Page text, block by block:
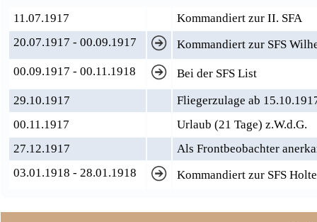
11.07.1917
Kommandiert zur II. SFA
20.07.1917 - 00.09.1917
Kommandiert zur SFS
00.09.1917 - 00.11.1918
Bei der SFS List
29.10.1917
Fliegerzulage ab
00.11.1917
Urlaub (21 Tage) z.W.d.G.
27.12.1917
Als Frontbeobachter
03.01.1918 - 28.01.1918
Kommandiert zur SFS